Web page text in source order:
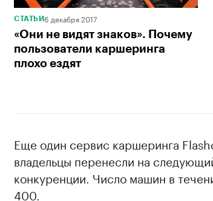
СТАТЬИ6 декабря 2017
«Они не видят знаков». Почему
пользователи каршеринга
плохо ездят
Еще один сервис каршеринга
владельцы перенесли на
конкуренции. Число машин в
400.